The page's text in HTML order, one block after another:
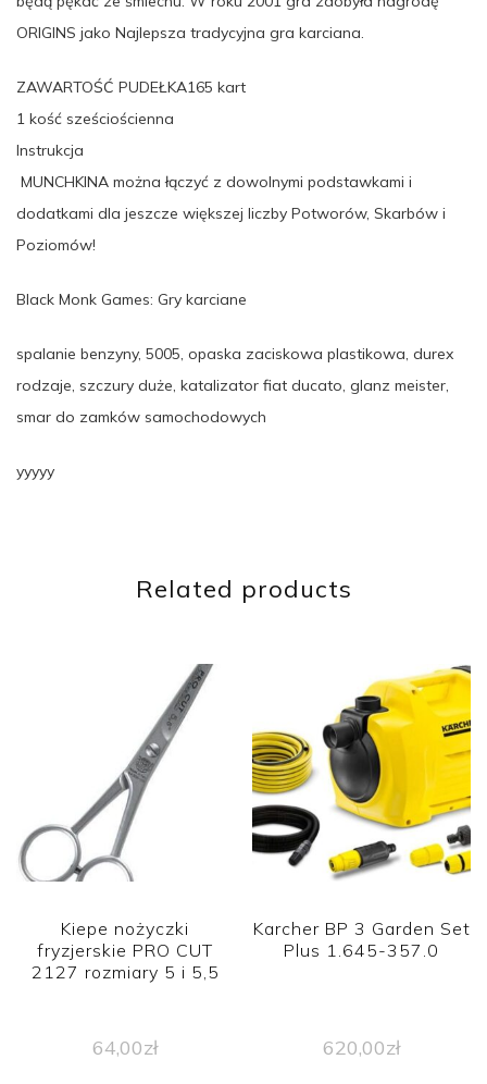
ORIGINS jako Najlepsza tradycyjna gra karciana.
ZAWARTOŚĆ PUDEŁKA165 kart
1 kość sześciościenna
Instrukcja
MUNCHKINA można łączyć z dowolnymi podstawkami i
dodatkami dla jeszcze większej liczby Potworów, Skarbów i
Poziomów!
Black Monk Games: Gry karciane
spalanie benzyny, 5005, opaska zaciskowa plastikowa, durex
rodzaje, szczury duże, katalizator fiat ducato, glanz meister,
smar do zamków samochodowych
yyyyy
Related products
Kiepe nożyczki
fryzjerskie PRO CUT
2127 rozmiary 5 i 5,5
64,00zł
Karcher BP 3 Garden Set
Plus 1.645-357.0
620,00zł